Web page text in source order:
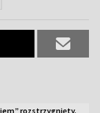
rozstrzygnięty.